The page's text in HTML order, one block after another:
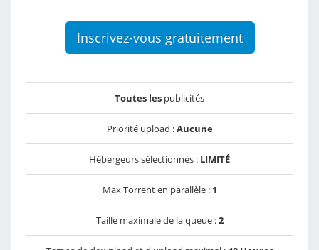
Inscrivez-vous gratuitement
Toutes les publicités
Priorité upload :Aucune
Hébergeurs sélectionnés : LIMITÉ
Max Torrent en parallèle : 1
Taille maximale de la queue :2